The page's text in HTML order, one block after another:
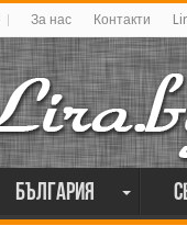
За нас Контакти
България